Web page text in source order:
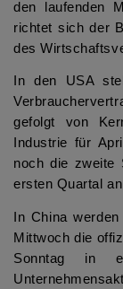
den laufenden
richtet sich der
des
In den USA
gefolgt von
Industrie für
noch die zweite
ersten Quartal
In China
Mittwoch die
Sonntag in